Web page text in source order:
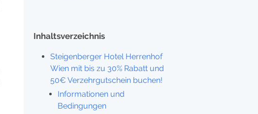
Inhaltsverzeichnis
Steigenberger Hotel Herrenhof
Wien mit bis zu 30% Rabatt und
50€ Verzehrgutschein buchen!
Informationen und
Bedingungen